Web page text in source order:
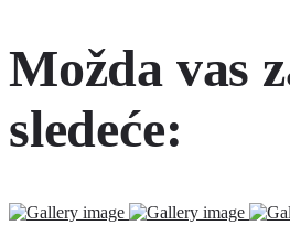
Možda vas
sledeće: